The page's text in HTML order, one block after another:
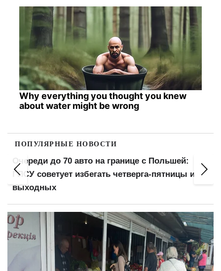
Why everything you thought you knew
about water might be wrong
ПОПУЛЯРНЫЕ НОВОСТИ
Очереди до 70 авто на границе с Польшей:
ГПСУ советует избегать четверга-пятницы и
выходных